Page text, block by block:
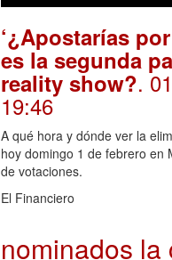
‘¿Apostarías
es la segunda
reality show?.
19:46
A qué hora y dónde ver la
hoy domingo 1 de febrero en
de votaciones.
El Financiero
nominados la